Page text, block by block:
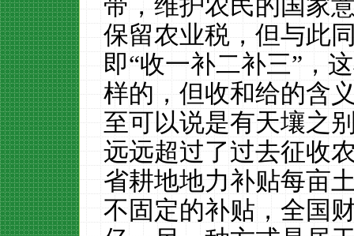
保留农业税，但与此
即“收一补二补三”，
样的，但收和给的含
至可以说是有天壤之
远远超过了过去征收
省耕地地力补贴每亩
不固定的补贴，全国